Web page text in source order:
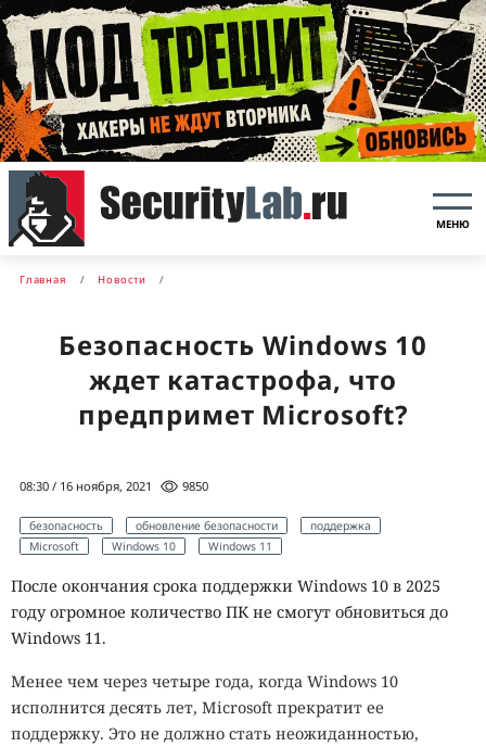
МЕНЮ
Главная Новости
Безопасность Windows 10
ждет катастрофа, что
предпримет Microsoft?
08:30 / 16 ноября, 2021 9850
безопасность обновление безопасности
поддержка
Microsoft
Windows 10 Windows 11
После окончания срока поддержки Windows 10 в 2025
году огромное количество ПК не смогут обновиться до
Windows 11.
Менее чем через четыре года, когда Windows 10
исполнится десять лет, Microsoft прекратит ее
поддержку. Это не должно стать неожиданностью,